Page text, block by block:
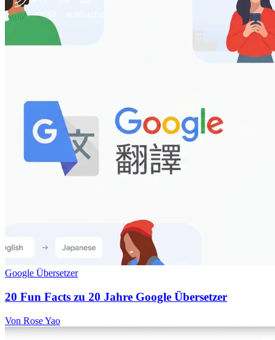
Google Übersetzer
20 Fun Facts zu 20 Jahre Google Übersetzer
Von Rose Yao